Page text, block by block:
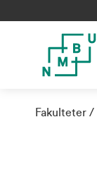
Fakulteter